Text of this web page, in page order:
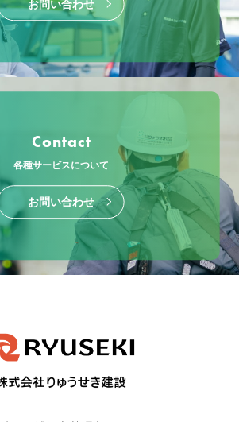
お問い合わせ
Contact
各種サービスについて
お問い合わせ